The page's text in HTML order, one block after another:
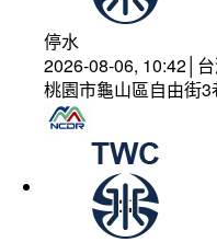
停水
2026-08-06, 10:42│
桃園市龜山區自由街